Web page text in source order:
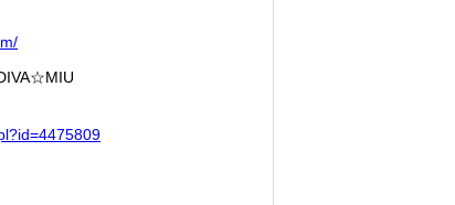
=4475809